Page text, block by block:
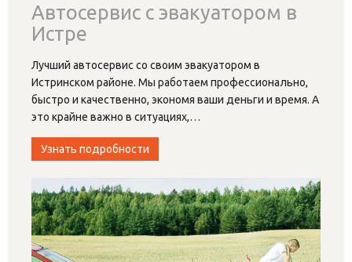
Автосервис с эвакуатором в
Истре
Лучший автосервис со своим эвакуатором в
Истринском районе. Мы работаем профессионально,
быстро и качественно, экономя ваши деньги и время. А
это крайне важно в ситуациях,…
Узнать подробности